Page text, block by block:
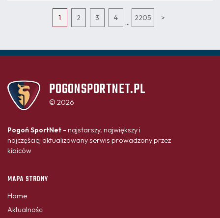
1 2 3 4
...
2205 >
POGONSPORTNET.PL
© 2026
Pogoń SportNet - najstarszy, największy i
najczęściej aktualizowany serwis prowadzony przez
kibiców
MAPA STRONY
Home
Aktualności